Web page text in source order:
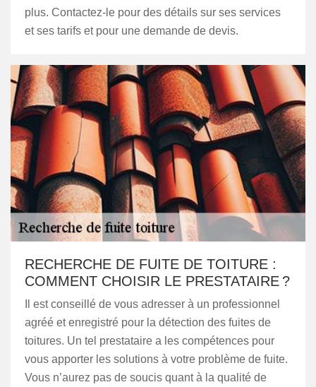
plus. Contactez-le pour des détails sur ses services
et ses tarifs et pour une demande de devis.
RECHERCHE DE FUITE DE TOITURE :
COMMENT CHOISIR LE PRESTATAIRE ?
Il est conseillé de vous adresser à un professionnel
agréé et enregistré pour la détection des fuites de
toitures. Un tel prestataire a les compétences pour
vous apporter les solutions à votre problème de fuite.
Vous n’aurez pas de soucis quant à la qualité de